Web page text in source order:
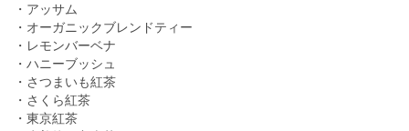
・アッサム
・オーガニックブレンドティー
・レモンバーベナ
・ハニーブッシュ
・さつまいも紅茶
・さくら紅茶
・東京紅茶